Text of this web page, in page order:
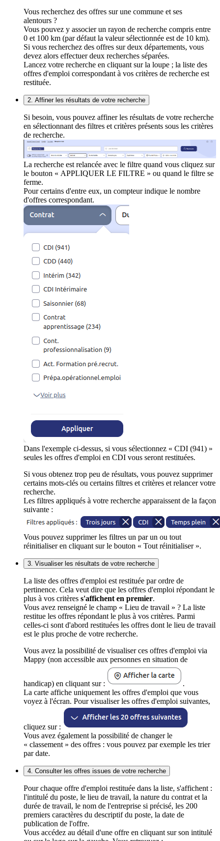
Vous recherchez des offres sur une commune et ses
alentours ?
Vous pouvez y associer un rayon de recherche compris entre
0 et 100 km (par défaut la valeur sélectionnée est de 10 km).
Si vous recherchez des offres sur deux départements, vous
devez alors effectuer deux recherches séparées.
Lancez votre recherche en cliquant sur la loupe ; la liste des
offres d'emploi correspondant à vos critères de recherche est
restituée.
2. Affiner les résultats de votre recherche
Si besoin, vous pouvez affiner les résultats de votre recherche
en sélectionnant des filtres et critères présents sous les critères
de recherche.
La recherche est relancée avec le filtre quand vous cliquez sur
le bouton « APPLIQUER LE FILTRE » ou quand le filtre se
ferme.
Pour certains d'entre eux, un compteur indique le nombre
d'offres correspondant.
Dans l'exemple ci-dessus, si vous sélectionnez « CDI (941) »
seules les offres d'emploi en CDI vous seront restituées.
Si vous obtenez trop peu de résultats, vous pouvez supprimer
certains mots-clés ou certains filtres et critères et relancer votre
recherche.
Les filtres appliqués à votre recherche apparaissent de la façon
suivante :
Vous pouvez supprimer les filtres un par un ou tout
réinitialiser en cliquant sur le bouton « Tout réinitialiser ».
3. Visualiser les résultats de votre recherche
La liste des offres d'emploi est restituée par ordre de
pertinence. Cela veut dire que les offres d'emploi répondant le
plus à vos critères s'affichent en premier.
Vous avez renseigné le champ « Lieu de travail » ? La liste
restitue les offres répondant le plus à vos critères. Parmi
celles-ci sont d'abord restituées les offres dont le lieu de travail
est le plus proche de votre recherche.
Vous avez la possibilité de visualiser ces offres d'emploi via
Mappy (non accessible aux personnes en situation de
handicap) en cliquant sur :
.
La carte affiche uniquement les offres d'emploi que vous
voyez à l'écran. Pour visualiser les offres d'emploi suivantes,
cliquez sur :
Vous avez également la possibilité de changer le
« classement » des offres : vous pouvez par exemple les trier
par date.
4. Consulter les offres issues de votre recherche
Pour chaque offre d'emploi restituée dans la liste, s'affichent :
l'intitulé du poste, le lieu de travail, la nature du contrat et la
durée de travail, le nom de l'entreprise si précisé, les 200
premiers caractères du descriptif du poste, la date de
publication de l'offre.
Vous accédez au détail d'une offre en cliquant sur son intitulé